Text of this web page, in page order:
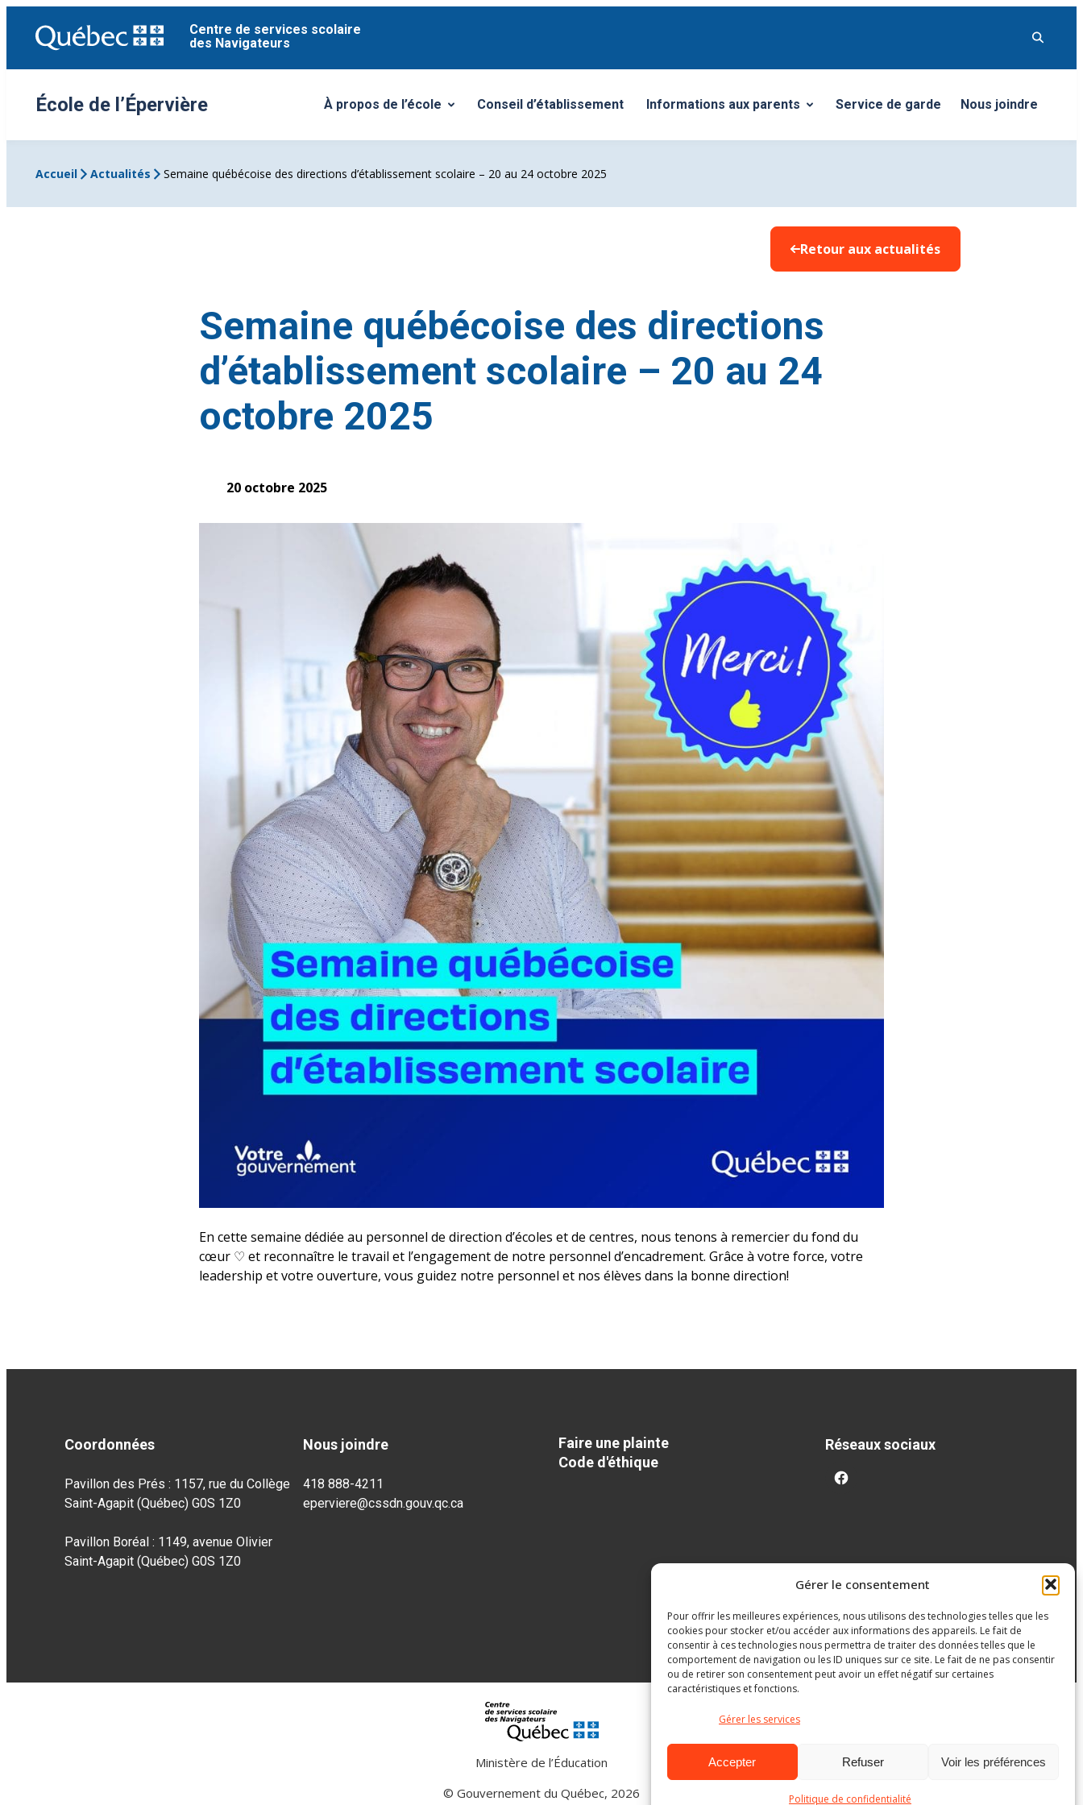
Gérer le consentement
Pour offrir les meilleures expériences, nous utilisons des technologies telles que les
cookies pour stocker et/ou accéder aux informations des appareils. Le fait de
consentir à ces technologies nous permettra de traiter des données telles que le
comportement de navigation ou les ID uniques sur ce site. Le fait de ne pas consentir
ou de retirer son consentement peut avoir un effet négatif sur certaines
caractéristiques et fonctions.
Gérer les services
Accepter Refuser Voir les préférences
Politique de confidentialité
contenu
Centre de services scolaire
des Navigateurs
École de l’Épervière À propos de l’école
Ouvrir/Fermer le sous-menuConseil d’établissement Informations aux parents
Ouvrir/Fermer le sous-menu Service de garde Nous joindre
Accueil Actualités Semaine québécoise des directions d’établissement scolaire – 20 au 24 octobre 2025
Retour aux actualités
Semaine québécoise des directions
d’établissement scolaire – 20 au 24
octobre 2025
20 octobre 2025
En cette semaine dédiée au personnel de direction d’écoles et de centres, nous tenons à remercier du fond du
cœur ♡ et reconnaître le travail et l’engagement de notre personnel d’encadrement. Grâce à votre force, votre
leadership et votre ouverture, vous guidez notre personnel et nos élèves dans la bonne direction!
Coordonnées
Pavillon des Prés : 1157, rue du Collège
Saint-Agapit (Québec) G0S 1Z0
Pavillon Boréal : 1149, avenue Olivier
Saint-Agapit (Québec) G0S 1Z0
Nous joindre
418 888-4211
eperviere@cssdn.gouv.qc.ca
Faire une plainte
Code d'éthique
Réseaux sociaux
facebook
Ministère de l’Éducation
© Gouvernement du Québec, 2026